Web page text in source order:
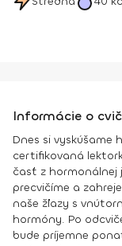
Informácie o
Dnes si vyskúšame
certifikovaná
časť z hormonálnej
precvičíme a
naše žľazy s
hormóny. Po
bude príjemne